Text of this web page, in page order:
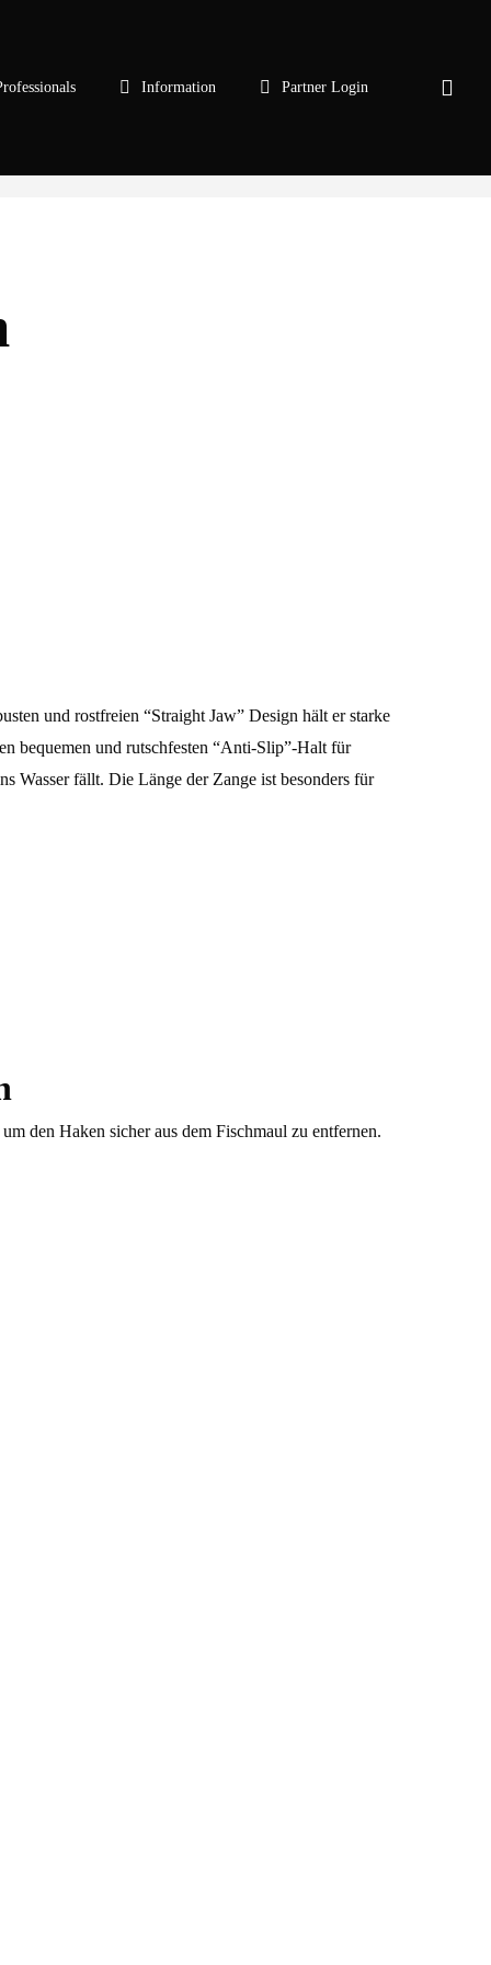
Information Partner Login
und rostfreien “Straight Jaw” Design hält er starke
bequemen und rutschfesten “Anti-Slip”-Halt für
Wasser fällt. Die Länge der Zange ist besonders für
den Haken sicher aus dem Fischmaul zu entfernen.